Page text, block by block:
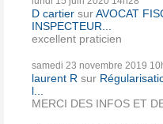
D cartier surAVOCAT
INSPECTEUR...
excellent praticien
samedi 23 novembre 2019
laurent R sur
l...
MERCI DES INFOS ET